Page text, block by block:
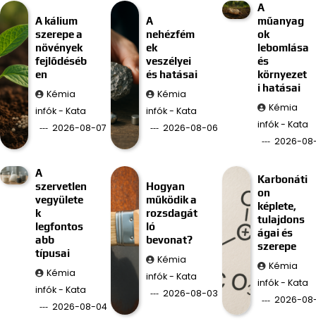
A kálium
szerepe a
növények
fejlődéséb
en
Kémia
infók - Kata
2026-08-07
A
nehézfém
ek
veszélyei
és hatásai
Kémia
infók - Kata
2026-08-06
A
műanyag
ok
lebomlása
és
környezet
i hatásai
Kémia
infók - Kata
2026-
A
szervetlen
vegyülete
k
legfontos
abb
típusai
Kémia
infók - Kata
2026-08-04
Hogyan
működik a
rozsdagát
ló
bevonat?
Kémia
infók - Kata
2026-08-03
Karbonáti
on
képlete,
tulajdons
ágai és
szerepe
Kémia
infók - Kata
2026-